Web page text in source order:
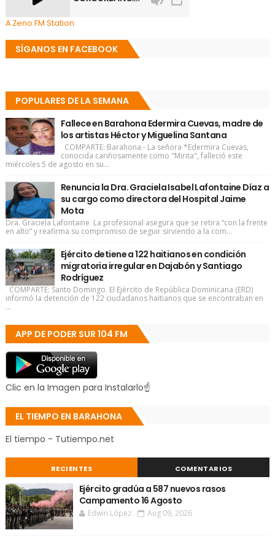
A Zeno.FM Station
SÍGANOS EN FACEBOOK
POPULARES DE LA SEMANA
Fallece en Barahona Edermira Cuevas, madre de
los artistas Héctor y Miguelina Santana
COMPARTE: Barahona.- La señora *Edermira Cuevas,
conocida cariñosamente como "Mirita", falleció este
miércoles 5 de agosto en su...
Renuncia la Dra. Graciela Isabel Lafontaine Díaz a
su cargo como directora del Hospital Jaime
Mota
Dra. Graciela Lafontaine La profesional asegura que se retira “con la frente
en alto” y reafirma su compromiso de seguir sirviendo a la com...
Ejército detiene a 122 haitianos en condición
migratoria irregular en Dajabón y Santiago
Rodríguez
COMPARTE: Santo Domingo. El Ejército de República Dominicana (ERD)
informó la detención de 122 ciudadanos haitianos que se encontraban en
...
APP DE PODER SUR 104 FM
Clic en la Imagen para Instalarlo☝
EL TIEMPO EN BARAHONA
El tiempo - Tutiempo.net
RECIENTES COMENTARIOS
Ejército gradúa a 587 nuevos rasos
Campamento 16 Agosto
Edwin López Aug 09, 2026